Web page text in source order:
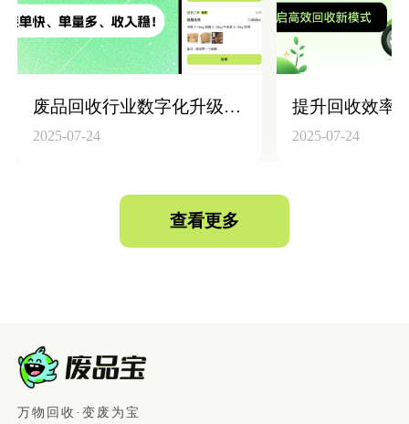
废品回收行业数字化升级：构建“回收员+平台+仓库”高效联动体系
2025-07-24 2025-07-24
查看更多
万物回收·变废为宝